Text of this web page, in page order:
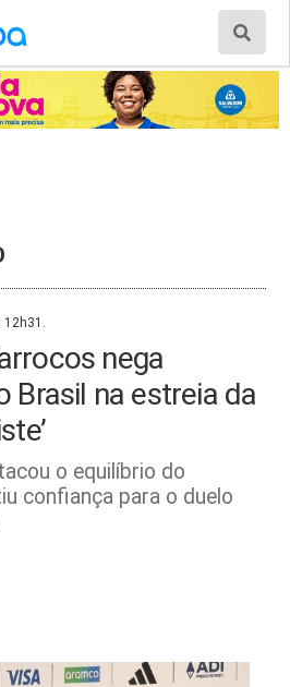
12h31.
nega
Brasil na estreia da
o equilíbrio do
confiança para o duelo